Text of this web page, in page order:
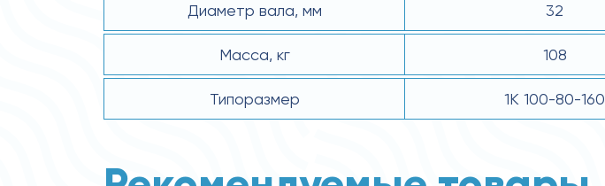
Диаметр вала, мм 32
Масса, кг 108
Типоразмер 1К 100-80-160